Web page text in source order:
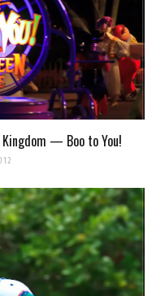
— Boo to You!